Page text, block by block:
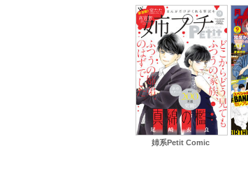
姉系Petit Comic